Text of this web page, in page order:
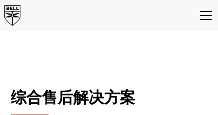
中国服务中心
综合售后解决方案